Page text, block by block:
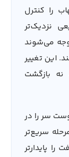
را کنترل
نزدیک‌تر
می‌شوند
این تغییر
بازگشت
سر را در
سریع‌تر
پایدارتر